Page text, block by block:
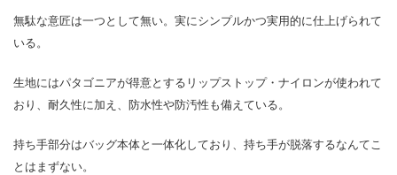
無駄な意匠は一つとして無い。実にシンプルかつ実用的に仕上げられて
いる。
生地にはパタゴニアが得意とするリップストップ・ナイロンが使われて
おり、耐久性に加え、防水性や防汚性も備えている。
持ち手部分はバッグ本体と一体化しており、持ち手が脱落するなんてこ
とはまずない。